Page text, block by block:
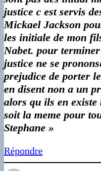
justice c est servis
Mickael Jackson
les initiale de mon
Nabet. pour
justice ne se
prejudice de porter
en disent non a un
alors qu ils en existe
soit la meme pour
Stephane »
Répondre